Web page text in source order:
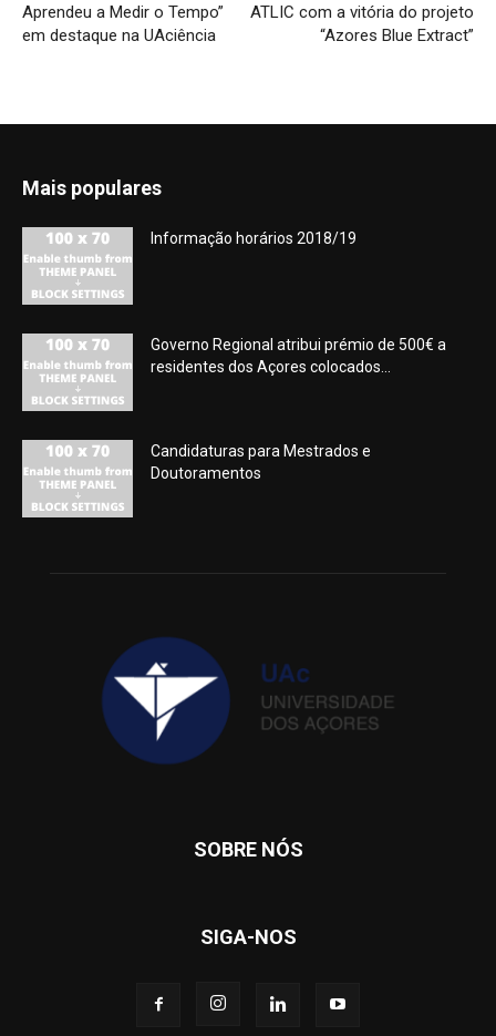
Aprendeu a Medir o Tempo”
em destaque na UAciência
ATLIC com a vitória do projeto
“Azores Blue Extract”
Mais populares
Informação horários 2018/19
Governo Regional atribui prémio de 500€ a
residentes dos Açores colocados...
Candidaturas para Mestrados e
Doutoramentos
SOBRE NÓS
SIGA-NOS